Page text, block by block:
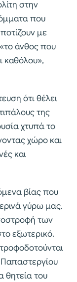
στην
που
με
άνθος που
καθόλου»,
ότι θέλει
της
χτυπά το
χώρο και
και
βίας που
γύρω μας,
των
εξωτερικό.
θητεία του